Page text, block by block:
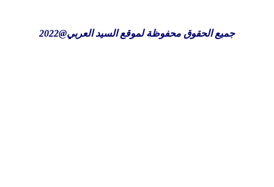
جميع الحقوق محفوظة لموقع السيد العربي@2022